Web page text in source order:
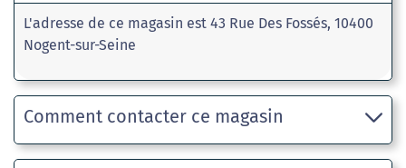
L'adresse de ce magasin est 43 Rue Des Fossés, 10400
Nogent-sur-Seine
Comment contacter ce magasin